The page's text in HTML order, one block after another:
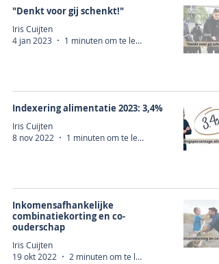
"Denkt voor gij schenkt!"
Iris Cuijten
4 jan 2023
1 minuten om te lezen
Indexering alimentatie 2023: 3,4%
Iris Cuijten
8 nov 2022
1 minuten om te lezen
Inkomensafhankelijke
combinatiekorting en co-
ouderschap
Iris Cuijten
19 okt 2022
2 minuten om te lezen